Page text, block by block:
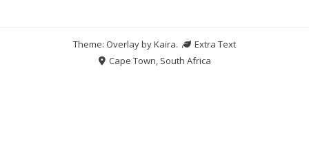
Theme: Overlay byKaira.
Extra Text
Cape Town, South Africa